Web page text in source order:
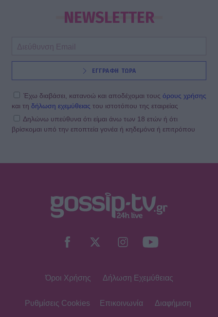
NEWSLETTER
ΕΓΓΡΑΦΗ ΤΩΡΑ
Έχω διαβάσει, κατανοώ και αποδέχομαι τους όρους χρήσης
και τη δήλωση εχεμύθειας του ιστοτόπου της εταιρείας
Δηλώνω υπεύθυνα ότι είμαι άνω των 18 ετών ή ότι
βρίσκομαι υπό την εποπτεία γονέα ή κηδεμόνα ή επιτρόπου
Όροι Χρήσης Δήλωση Εχεμύθειας
Ρυθμίσεις Cookies Επικοινωνία Διαφήμιση